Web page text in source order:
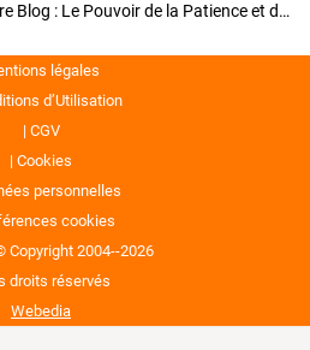
Comment Faire Émerger Votre Blog : Le Pouvoir de la Patience et de la Persévérance
légales
d’Utilisation
CGV
Cookies
personnelles
cookies
Copyright 2004--2026
droits réservés
Webedia